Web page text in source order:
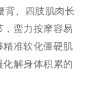
背、四肢肌肉长
蛮力按摩容易
准软化僵硬肌
解身体积累的